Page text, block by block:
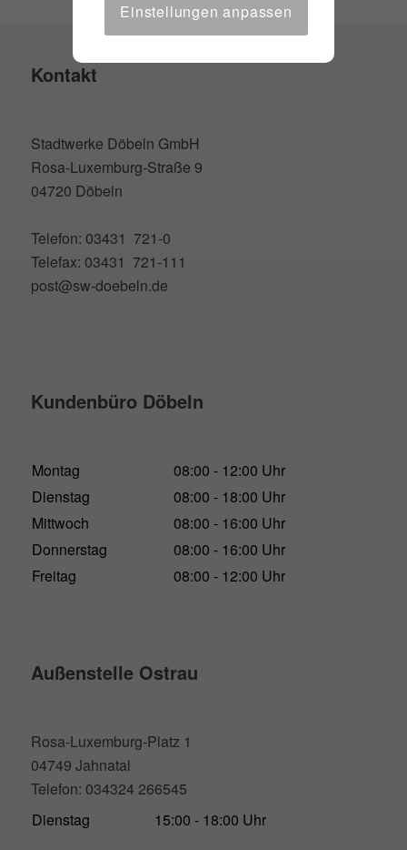
Kontakt
Stadtwerke Döbeln GmbH
Rosa-Luxemburg-Straße 9
04720 Döbeln
Telefon: 03431 721-0
Telefax: 03431 721-111
post@sw-doebeln.de
Kundenbüro Döbeln
Montag
08:00 - 12:00 Uhr
Dienstag
08:00 - 18:00 Uhr
Mittwoch
08:00 - 16:00 Uhr
Donnerstag
08:00 - 16:00 Uhr
Freitag
08:00 - 12:00 Uhr
Außenstelle Ostrau
Rosa-Luxemburg-Platz 1
04749 Jahnatal
Telefon: 034324 266545
Dienstag
15:00 - 18:00 Uhr
Einstellungen anpassen